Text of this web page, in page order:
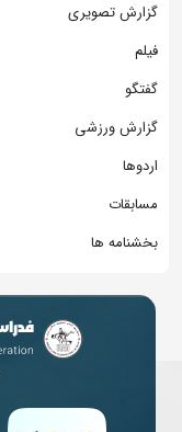
گزارش تصویری
فیلم
گفتگو
گزارش ورزشی
اردوها
مسابقات
بخشنامه ها